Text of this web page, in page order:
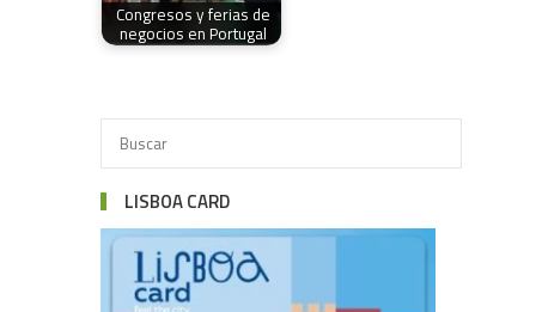
Congresos y ferias de
negocios en Portugal
LISBOA CARD